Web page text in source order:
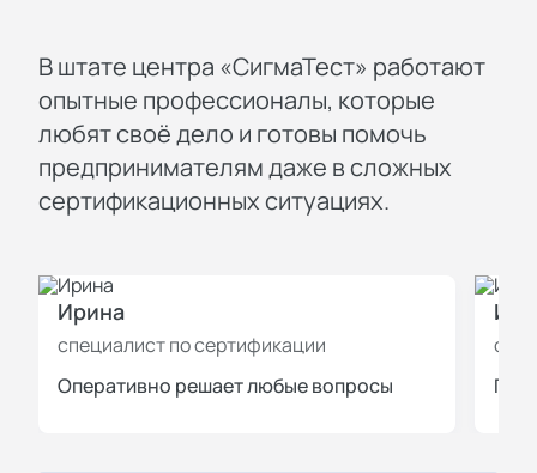
В штате центра «СигмаТест» работают
опытные профессионалы, которые
любят своё дело и готовы помочь
предпринимателям даже в сложных
сертификационных ситуациях.
Ирина
специалист по сертификации
Оперативно решает любые вопросы